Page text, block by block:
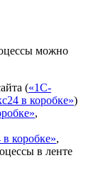
можно
(«1С-
в коробке»)
,
коробке»,
в ленте